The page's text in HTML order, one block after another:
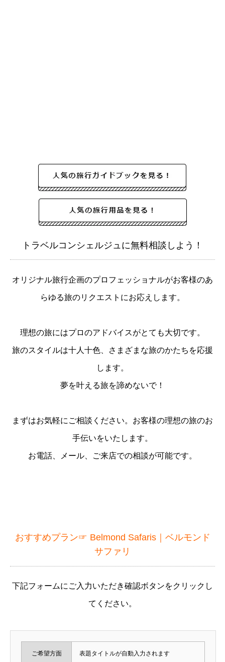
トラベルコンシェルジュに無料相談しよう！
オリジナル旅行企画のプロフェッショナルがお客様のあ
らゆる旅のリクエストにお応えします。
理想の旅にはプロのアドバイスがとても大切です。
旅のスタイルは十人十色、さまざまな旅のかたちを応援
します。
夢を叶える旅を諦めないで！
まずはお気軽にご相談ください。お客様の理想の旅のお
手伝いをいたします。
お電話、メール、ご来店での相談が可能です。
おすすめプラン☞ Belmond Safaris｜ベルモンド
サファリ
下記フォームにご入力いただき確認ボタンをクリックし
てください。
ご希望方面
表題タイトルが自動入力されます